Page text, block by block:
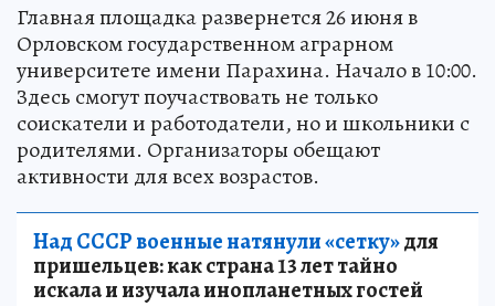
Главная площадка развернется 26 июня в
Орловском государственном аграрном
университете имени Парахина. Начало в 10:00.
Здесь смогут поучаствовать не только
соискатели и работодатели, но и школьники с
родителями. Организаторы обещают
активности для всех возрастов.
Над СССР военные натянули «сетку»для
пришельцев: как страна 13 лет тайно
искала и изучала инопланетных гостей